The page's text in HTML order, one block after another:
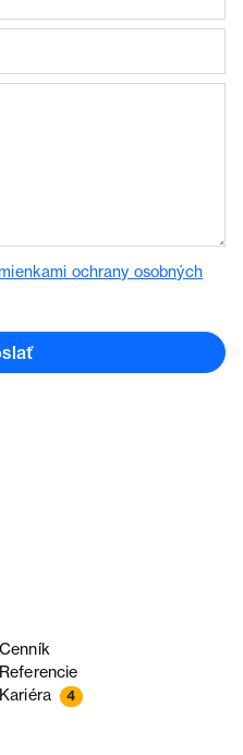
ochrany osobných
Cenník
Referencie
Kariéra 4